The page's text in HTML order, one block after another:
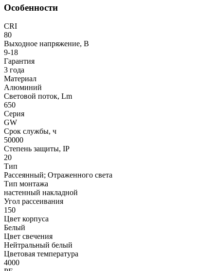
Особенности
CRI
80
Выходное напряжение, В
9-18
Гарантия
3 года
Материал
Алюминий
Световой поток, Lm
650
Серия
GW
Срок службы, ч
50000
Степень защиты, IP
20
Тип
Рассеянный; Отраженного света
Тип монтажа
настенный накладной
Угол рассеивания
150
Цвет корпуса
Белый
Цвет свечения
Нейтральный белый
Цветовая температура
4000